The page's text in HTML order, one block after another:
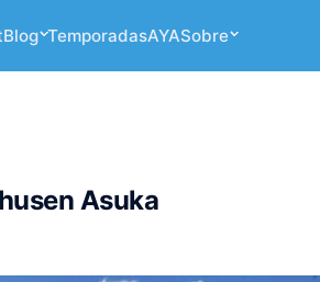
Blog TemporadasAYASobre
Asuka